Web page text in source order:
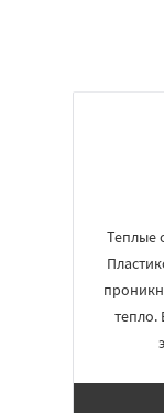
Теплые